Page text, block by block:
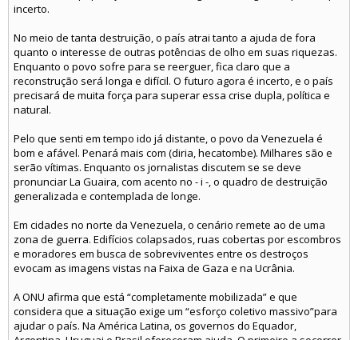
incerto.
No meio de tanta destruição, o país atrai tanto a ajuda de fora
quanto o interesse de outras potências de olho em suas riquezas.
Enquanto o povo sofre para se reerguer, fica claro que a
reconstrução será longa e difícil. O futuro agora é incerto, e o país
precisará de muita força para superar essa crise dupla, política e
natural.
Pelo que senti em tempo ido já distante, o povo da Venezuela é
bom e afável. Penará mais com (diria, hecatombe). Milhares são e
serão vítimas. Enquanto os jornalistas discutem se se deve
pronunciar La Guaira, com acento no - i -, o quadro de destruição
generalizada e contemplada de longe.
Em cidades no norte da Venezuela, o cenário remete ao de uma
zona de guerra. Edifícios colapsados, ruas cobertas por escombros
e moradores em busca de sobreviventes entre os destroços
evocam as imagens vistas na Faixa de Gaza e na Ucrânia.
A ONU afirma que está “completamente mobilizada” e que
considera que a situação exige um “esforço coletivo massivo”para
ajudar o país. Na América Latina, os governos do Equador,